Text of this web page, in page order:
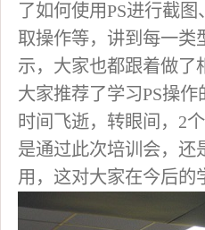
了如何使用PS进行截
取操作等，讲到每一类
示，大家也都跟着做
大家推荐了学习PS操
时间飞逝，转眼间，2
是通过此次培训会，还
用，这对大家在今后的